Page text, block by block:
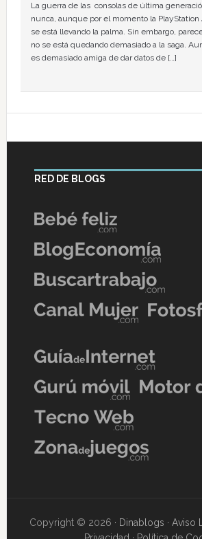
La guerra de las consolas de última
nunca, aunque por el momento la PlayStation
se está llevando la palma. Sin embargo,
no se está quedando demasiado a la saga.
es demasiado amiga de dar datos de […]
RED DE BLOGS
Copyright © 2026 · Dinablogs ·Aviso